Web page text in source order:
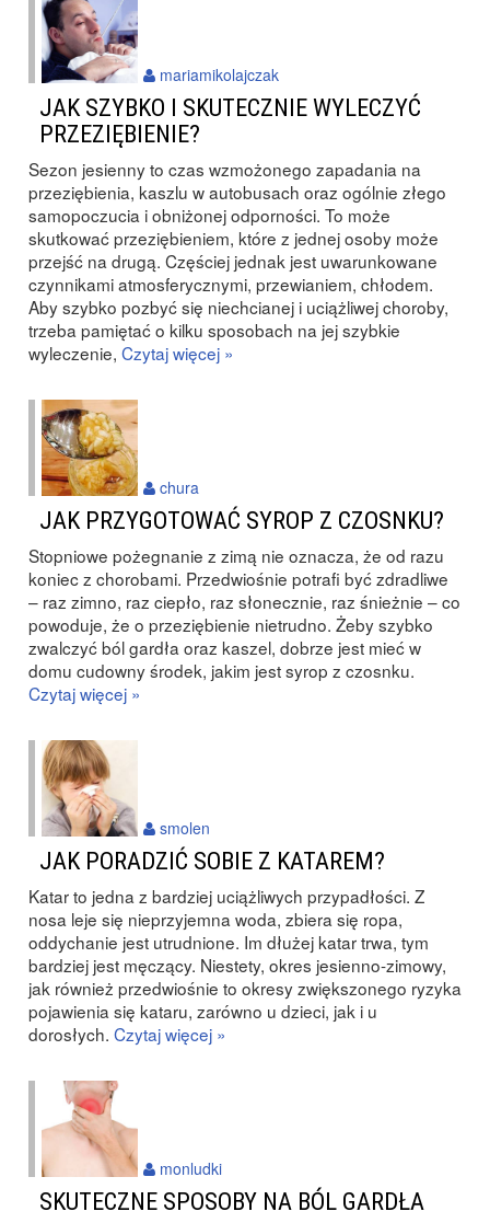
JAK SZYBKO I SKUTECZNIE WYLECZYĆ
PRZEZIĘBIENIE?
Sezon jesienny to czas wzmożonego zapadania na
przeziębienia, kaszlu w autobusach oraz ogólnie złego
samopoczucia i obniżonej odporności. To może
skutkować przeziębieniem, które z jednej osoby może
przejść na drugą. Częściej jednak jest uwarunkowane
czynnikami atmosferycznymi, przewianiem, chłodem.
Aby szybko pozbyć się niechcianej i uciążliwej choroby,
trzeba pamiętać o kilku sposobach na jej szybkie
wyleczenie, Czytaj więcej »
mariamikolajczak
JAK PRZYGOTOWAĆ SYROP Z CZOSNKU?
Stopniowe pożegnanie z zimą nie oznacza, że od razu
koniec z chorobami. Przedwiośnie potrafi być zdradliwe
– raz zimno, raz ciepło, raz słonecznie, raz śnieżnie – co
powoduje, że o przeziębienie nietrudno. Żeby szybko
zwalczyć ból gardła oraz kaszel, dobrze jest mieć w
domu cudowny środek, jakim jest syrop z czosnku.
Czytaj więcej »
chura
JAK PORADZIĆ SOBIE Z KATAREM?
Katar to jedna z bardziej uciążliwych przypadłości. Z
nosa leje się nieprzyjemna woda, zbiera się ropa,
oddychanie jest utrudnione. Im dłużej katar trwa, tym
bardziej jest męczący. Niestety, okres jesienno-zimowy,
jak również przedwiośnie to okresy zwiększonego ryzyka
pojawienia się kataru, zarówno u dzieci, jak i u
dorosłych. Czytaj więcej »
smolen
SKUTECZNE SPOSOBY NA BÓL GARDŁA
monludki